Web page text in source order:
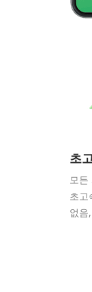
초
모든
초고
없음